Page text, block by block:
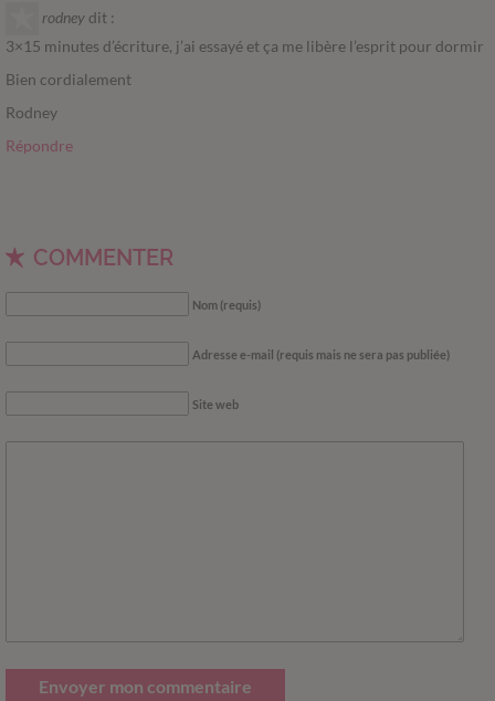
rodney dit :
3×15 minutes d’écriture, j’ai essayé et ça me libère l’esprit pour dormir
Bien cordialement
Rodney
Répondre
COMMENTER
Nom (requis)
Adresse e-mail (requis mais ne sera pas publiée)
Site web
Envoyer mon commentaire